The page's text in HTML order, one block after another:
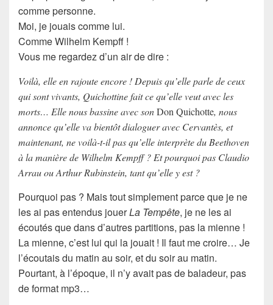
comme personne.
Moi, je jouais comme lui.
Comme Wilhelm Kempff !
Vous me regardez d’un air de dire :
Voilà, elle en rajoute encore ! Depuis qu’elle parle de ceux
qui sont vivants, Quichottine fait ce qu’elle veut avec les
morts… Elle nous bassine avec sonDon Quichotte, nous
annonce qu’elle va bientôt dialoguer avec Cervantès, et
maintenant, ne voilà-t-il pas qu’elle interprète du Beethoven
à la manière de Wilhelm Kempff ? Et pourquoi pas Claudio
Arrau ou Arthur Rubinstein, tant qu’elle y est ?
Pourquoi pas ? Mais tout simplement parce que je ne
les ai pas entendus jouerLa Tempête, je ne les ai
écoutés que dans d’autres partitions, pas la mienne !
La mienne, c’est lui qui la jouait ! Il faut me croire… Je
l’écoutais du matin au soir, et du soir au matin.
Pourtant, à l’époque, il n’y avait pas de baladeur, pas
de format mp3…